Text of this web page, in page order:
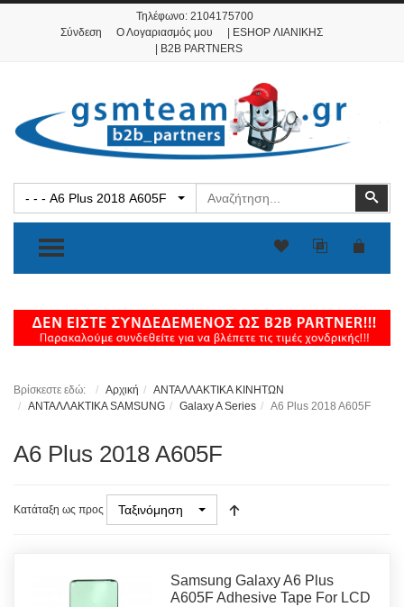
Τηλέφωνο: 2104175700
Σύνδεση
Ο Λογαριασμός μου
| ESHOP ΛΙΑΝΙΚΗΣ
| B2B PARTNERS
- - - A6 Plus 2018 A605F
TOGGLE MENU
Βρίσκεστε εδώ: Αρχική
ΑΝΤΑΛΛΑΚΤΙΚΑ ΚΙΝΗΤΩΝ
ΑΝΤΑΛΛΑΚΤΙΚΑ SAMSUNG
Galaxy A Series A6 Plus 2018 A605F
A6 Plus 2018 A605F
Κατάταξη ως προς Ταξινόμηση
Samsung Galaxy A6 Plus
A605F Adhesive Tape For LCD